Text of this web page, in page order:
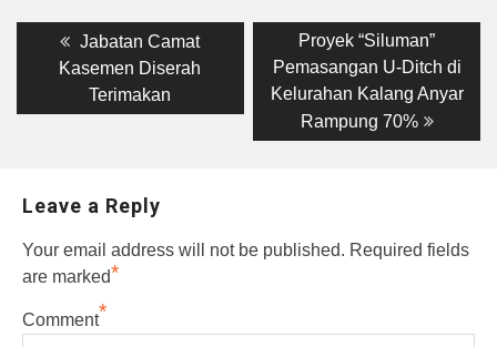
Post
navigation
Previous
post:
Jabatan Camat
Kasemen Diserah
Terimakan
Next
post:
Proyek “Siluman”
Pemasangan U-Ditch di
Kelurahan Kalang Anyar
Rampung 70%
Leave a Reply
Your email address will not be published. Required fields
are marked*
Comment*